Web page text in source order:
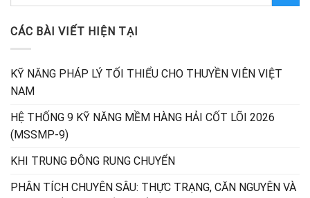
CÁC BÀI VIẾT HIỆN TẠI
KỸ NĂNG PHÁP LÝ TỐI THIỂU CHO THUYỀN VIÊN VIỆT
NAM
HỆ THỐNG 9 KỸ NĂNG MỀM HÀNG HẢI CỐT LÕI 2026
(MSSMP-9)
KHI TRUNG ĐÔNG RUNG CHUYỂN
PHÂN TÍCH CHUYÊN SÂU: THỰC TRẠNG, CĂN NGUYÊN VÀ